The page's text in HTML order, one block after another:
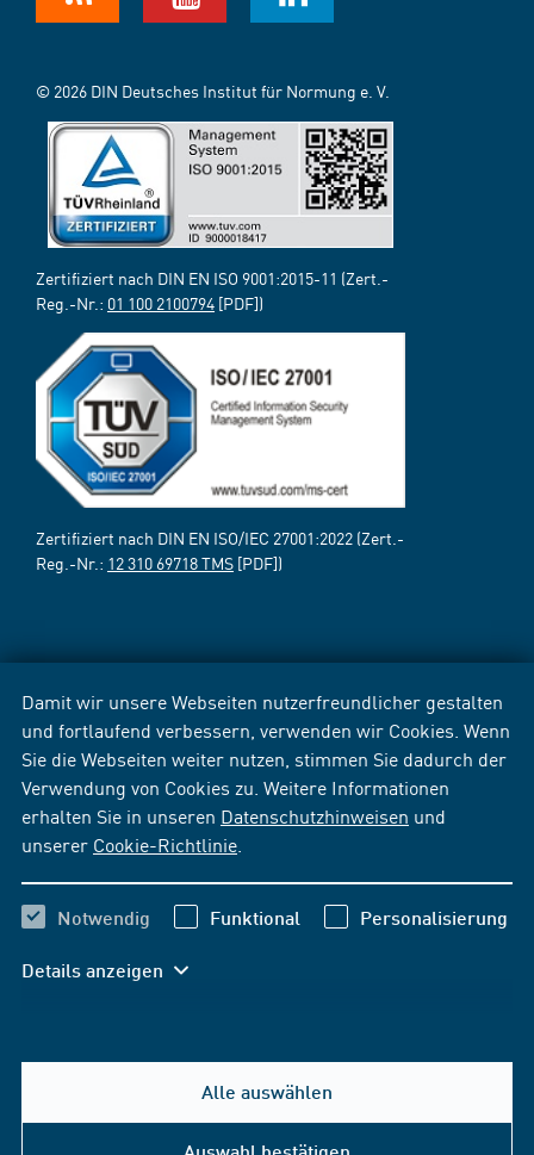
Damit wir unsere Webseiten nutzerfreundlicher gestalten
und fortlaufend verbessern, verwenden wir Cookies. Wenn
Sie die Webseiten weiter nutzen, stimmen Sie dadurch der
Verwendung von Cookies zu. Weitere Informationen
erhalten Sie in unseren Datenschutzhinweisen und
unserer Cookie-Richtlinie
Notwendig Funktional Personalisierung
Details anzeigen
Alle auswählen
© 2026 DIN Deutsches Institut für Normung e. V.
Zertifiziert nach DIN EN ISO 9001:2015-11 (Zert.-
Reg.-Nr.: 01 100 2100794 [PDF])
Zertifiziert nach DIN EN ISO/IEC 27001:2022 (Zert.-
Reg.-Nr.: 12 310 69718 TMS [PDF])